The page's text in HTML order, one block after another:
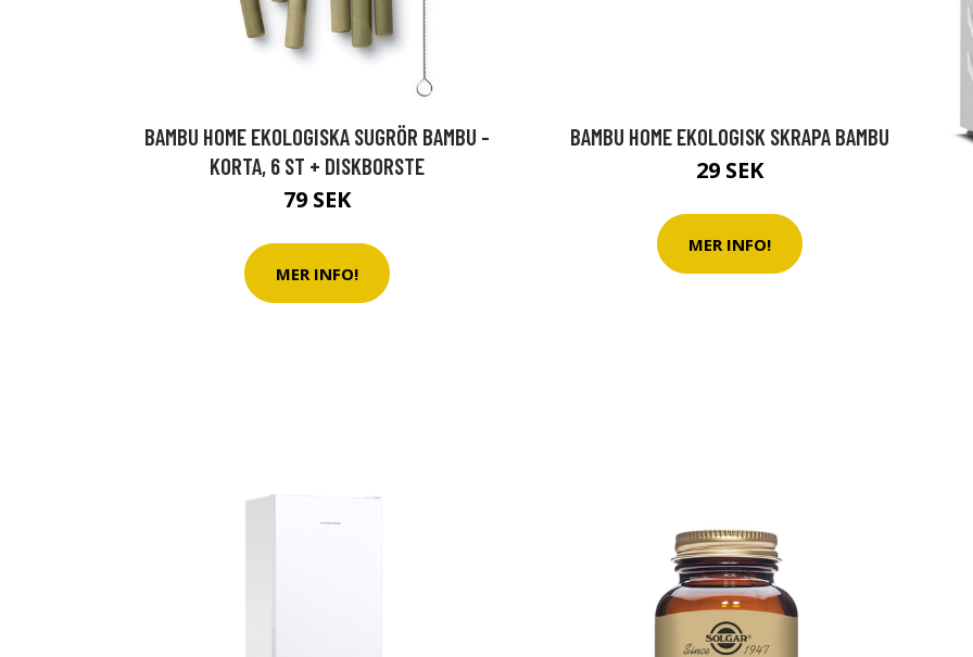
BAMBU HOME EKOLOGISKA SUGRÖR BAMBU -
KORTA, 6 ST + DISKBORSTE
79 SEK
MER INFO!
BAMBU HOME EKOLOGISK SKRAPA BAMBU
29 SEK
MER INFO!